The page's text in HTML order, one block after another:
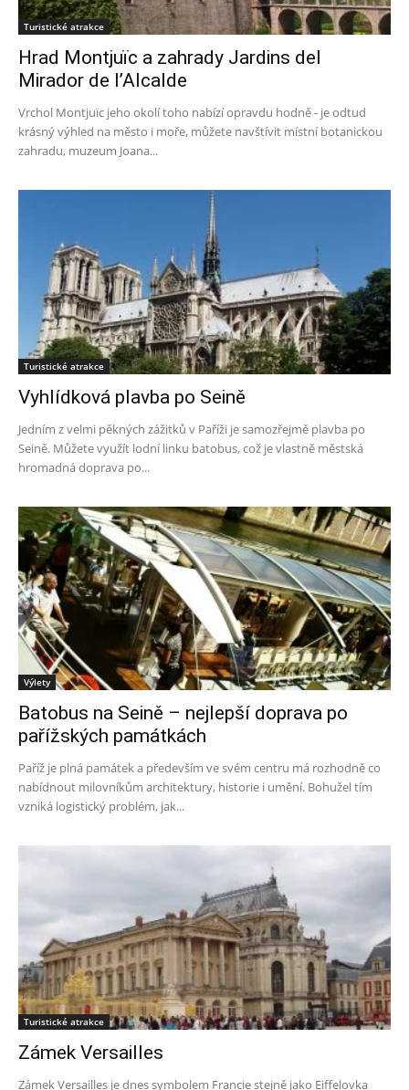
Turistické atrakce
Hrad Montjuïc a zahrady Jardins del
Mirador de l’Alcalde
Vrchol Montjuïc jeho okolí toho nabízí opravdu hodně - je odtud
krásný výhled na město i moře, můžete navštívit místní botanickou
zahradu, muzeum Joana...
Turistické atrakce
Vyhlídková plavba po Seině
Jedním z velmi pěkných zážitků v Paříži je samozřejmě plavba po
Seině. Můžete využít lodní linku batobus, což je vlastně městská
hromadná doprava po...
Výlety
Batobus na Seině – nejlepší doprava po
pařížských památkách
Paříž je plná památek a především ve svém centru má rozhodně co
nabídnout milovníkům architektury, historie i umění. Bohužel tím
vzniká logistický problém, jak...
Turistické atrakce
Zámek Versailles
Zámek Versailles je dnes symbolem Francie stejně jako Eiffelovka